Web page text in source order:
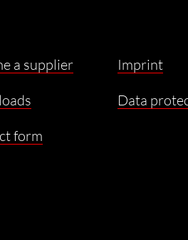
a supplier
form
Imprint
Data